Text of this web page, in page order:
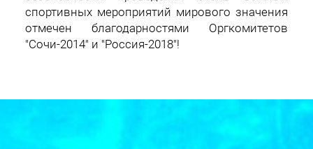
спортивных мероприятий мирового значения
отмечен благодарностями Оргкомитетов
"Сочи-2014" и "Россия-2018"!